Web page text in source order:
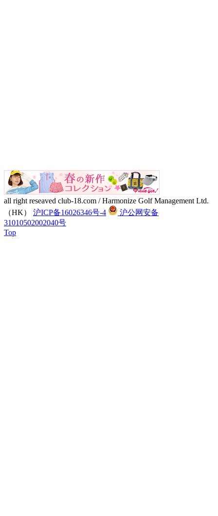
all right reseaved club-18.com / Harmonize Golf Management Ltd.
（HK） 沪ICP备16026346号-4
沪公网安备
31010502002040号
Top